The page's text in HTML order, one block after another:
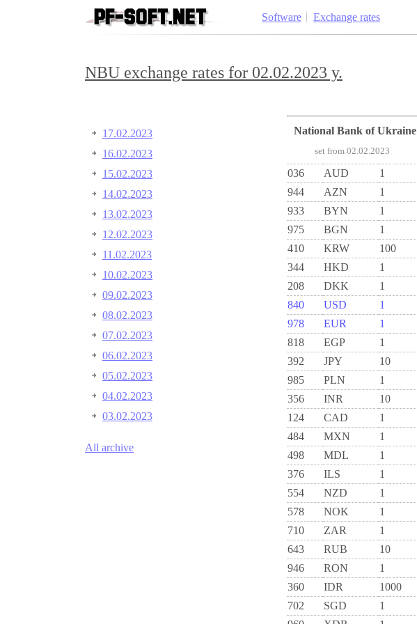
Software Exchange rates
NBU exchange rates for 02.02.2023 y.
17.02.2023
16.02.2023
15.02.2023
14.02.2023
13.02.2023
12.02.2023
11.02.2023
10.02.2023
09.02.2023
08.02.2023
07.02.2023
06.02.2023
05.02.2023
04.02.2023
03.02.2023
All archive
National Bank of Ukraine
set from 02.02.2023
036 AUD 1
944
AZN 1
933
BYN 1
975
BGN 1
410
KRW 100
344
HKD 1
208
DKK 1
840
USD 1
978
EUR 1
818
EGP 1
392
JPY 10
985
PLN 1
356
INR 10
124
CAD 1
484
MXN 1
498
MDL 1
376
ILS 1
554
NZD 1
578
NOK 1
710
ZAR 1
643
RUB 10
946
RON 1
360
IDR 1000
702
SGD 1